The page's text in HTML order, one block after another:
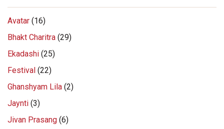
Avatar (16)
Bhakt Charitra (29)
Ekadashi (25)
Festival (22)
Ghanshyam Lila (2)
Jaynti (3)
Jivan Prasang (6)